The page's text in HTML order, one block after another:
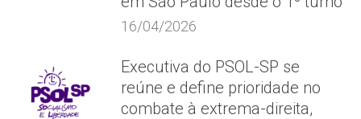
16/04/2026
Executiva do PSOL-SP se
reúne e define prioridade no
combate à extrema-direita,